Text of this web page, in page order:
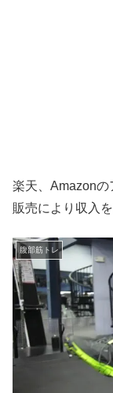
楽天、Amazonの
販売により収入
腹部筋トレ